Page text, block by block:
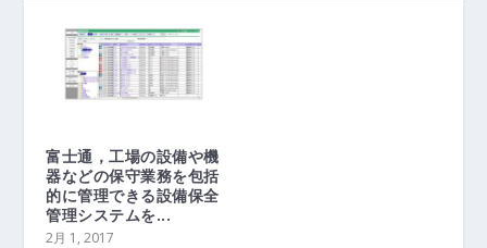
富士通，工場の設備や機
器などの保守業務を包括
的に管理できる設備保全
管理システムを...
2月 1, 2017